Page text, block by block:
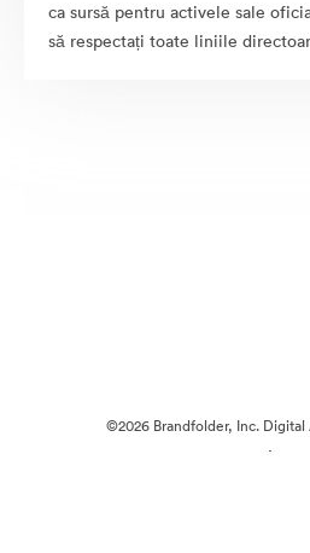
ca sursă pentru activele sale
să respectați toate liniile
©2026 Brandfolder, Inc. Digital
·